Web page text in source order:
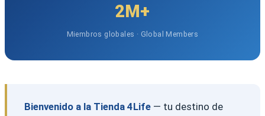
2M+
Miembros globales · Global Members
Bienvenido a la Tienda 4Life— tu destino de